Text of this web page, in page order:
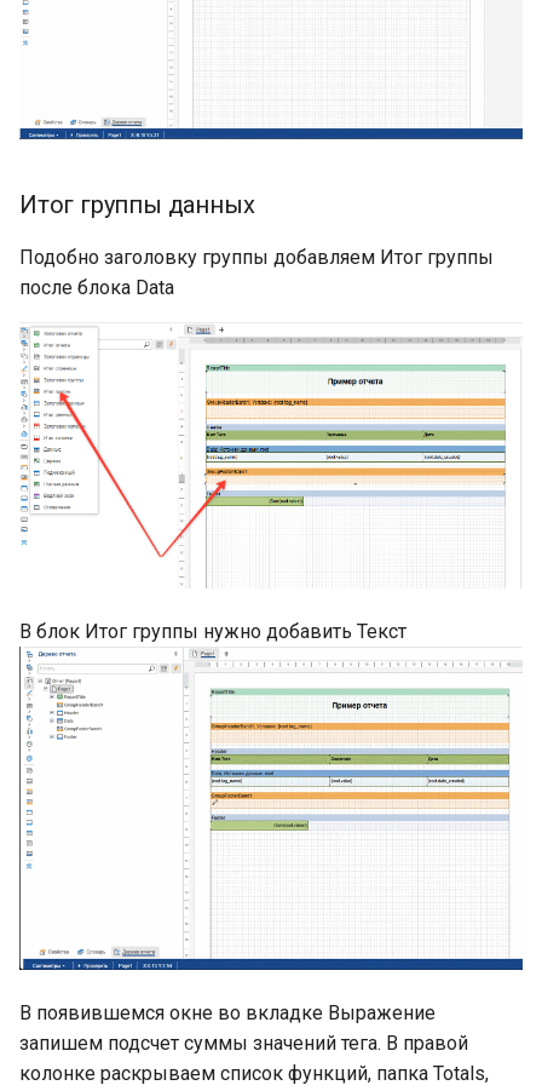
Итог группы данных
Подобно заголовку группы добавляем Итог группы
после блока Data
В блок Итог группы нужно добавить Текст
В появившемся окне во вкладке Выражение
запишем подсчет суммы значений тега. В правой
колонке раскрываем список функций, папка Totals,